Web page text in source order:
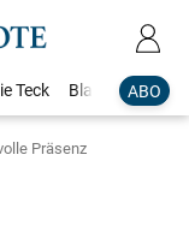
ABO
Teck Blaulicht
Präsenz